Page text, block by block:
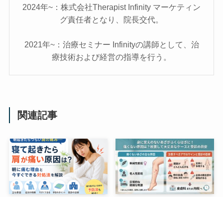
2024年~：株式会社Therapist Infinity マーケティン
グ責任者となり、院長交代。
2021年~：治療セミナー Infinityの講師として、治
療技術および経営の指導を行う。
関連記事